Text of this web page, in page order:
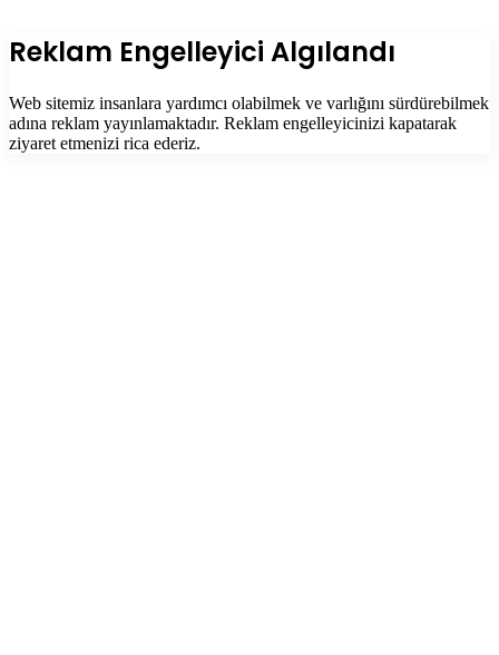
Kapalı
Reklam Engelleyici Algılandı
Web sitemiz insanlara yardımcı olabilmek ve varlığını sürdürebilmek
adına reklam yayınlamaktadır. Reklam engelleyicinizi kapatarak
ziyaret etmenizi rica ederiz.